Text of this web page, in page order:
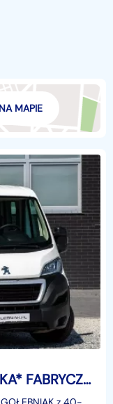
MAPIE
Peugeot Boxer 7-OSÓB *DOKA* FABRYCZNIE NOWY SILNIK NISKI PRZEBIEG